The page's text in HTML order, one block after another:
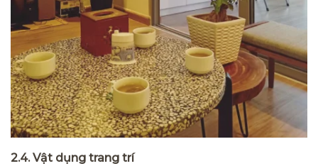
2.4. Vật dụng trang trí